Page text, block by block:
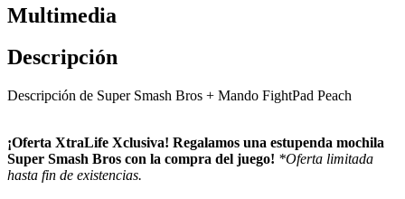
Multimedia
Descripción
Descripción de Super Smash Bros + Mando FightPad Peach
¡Oferta XtraLife Xclusiva! Regalamos una estupenda mochila
Super Smash Bros con la compra del juego! *Oferta limitada
hasta fin de existencias.